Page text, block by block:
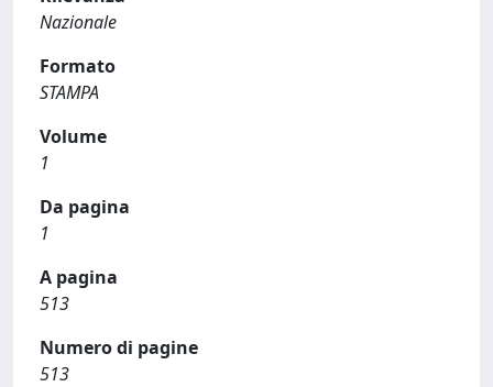
Nazionale
Formato
STAMPA
Volume
1
Da pagina
1
A pagina
513
Numero di pagine
513